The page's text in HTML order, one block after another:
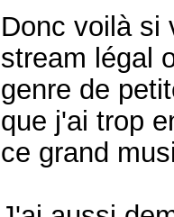
Donc voilà si
stream légal
genre de
que j'ai trop
ce grand